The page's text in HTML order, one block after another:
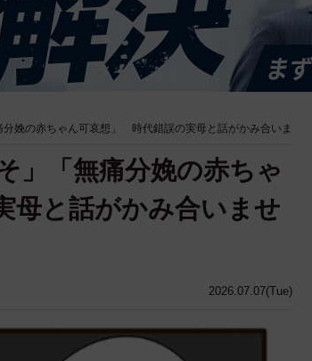
分娩の赤ちゃん可哀想」 時代錯誤の実母と話がかみ合いま
2026.07.07(Tue)
」「無痛分娩の赤ちゃ
と話がかみ合いませ